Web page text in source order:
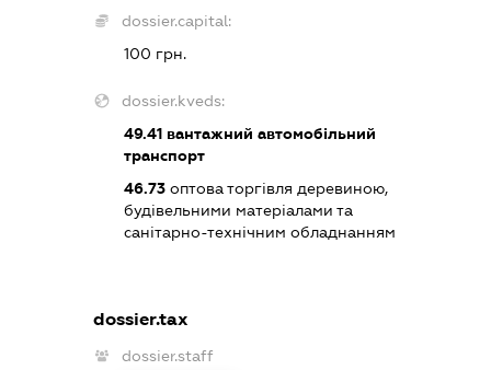
dossier.capital:
100 грн.
dossier.kveds:
49.41вантажний автомобільний
транспорт
46.73оптова торгівля деревиною,
будівельними матеріалами та
санітарно-технічним обладнанням
dossier.tax
dossier.staff